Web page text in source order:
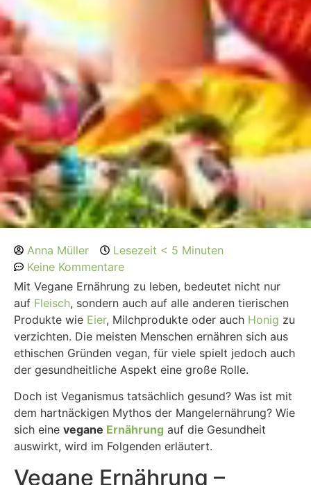
Anna Müller
Lesezeit < 5 Minuten
Keine Kommentare
Mit Vegane Ernährung zu leben, bedeutet nicht nur
auf Fleisch, sondern auch auf alle anderen tierischen
Produkte wie Eier, Milchprodukte oder auch Honig zu
verzichten. Die meisten Menschen ernähren sich aus
ethischen Gründen vegan, für viele spielt jedoch auch
der gesundheitliche Aspekt eine große Rolle.
Doch ist Veganismus tatsächlich gesund? Was ist mit
dem hartnäckigen Mythos der Mangelernährung? Wie
sich eine vegane Ernährung auf die Gesundheit
auswirkt, wird im Folgenden erläutert.
Vegane Ernährung –